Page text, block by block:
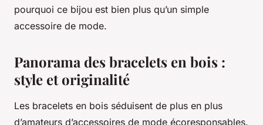
pourquoi ce bijou est bien plus qu’un simple
accessoire de mode.
Panorama des bracelets en bois :
style et originalité
Les bracelets en bois séduisent de plus en plus
d’amateurs d’accessoires de mode écoresponsables.